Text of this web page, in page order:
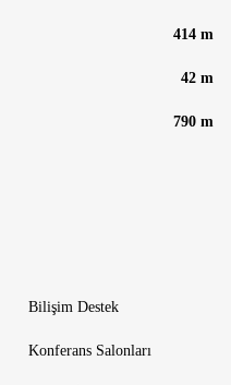
414 m
42 m
790 m
Bilişim Destek
Konferans Salonları